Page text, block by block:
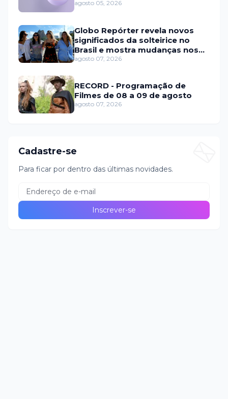
agosto 05, 2026
Globo Repórter revela novos
significados da solteirice no
Brasil e mostra mudanças nos
relacionamentos
agosto 07, 2026
RECORD - Programação de
Filmes de 08 a 09 de agosto
agosto 07, 2026
Cadastre-se
Para ficar por dentro das últimas novidades.